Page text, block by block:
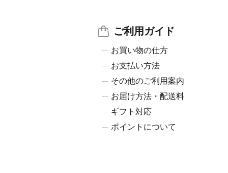
ご利用ガイド
お買い物の仕方
お支払い方法
その他のご利用案内
お届け方法・配送料
ギフト対応
ポイントについて